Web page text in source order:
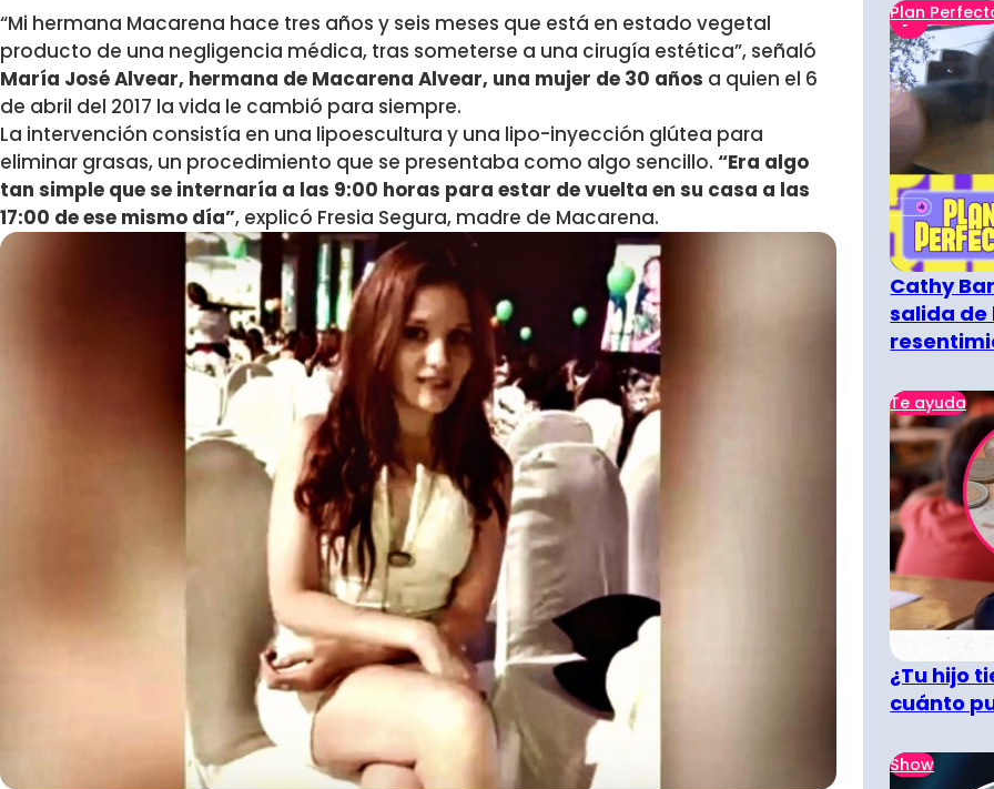
“Mi hermana Macarena hace tres años y seis meses que está en estado vegetal
producto de una negligencia médica, tras someterse a una cirugía estética”, señaló
María José Alvear, hermana de Macarena Alvear, una mujer de 30 años a quien el 6
de abril del 2017 la vida le cambió para siempre.
La intervención consistía en una lipoescultura y una lipo-inyección glútea para
eliminar grasas, un procedimiento que se presentaba como algo sencillo. “Era algo
tan simple que se internaría a las 9:00 horas para estar de vuelta en su casa a las
17:00 de ese mismo día”, explicó Fresia Segura, madre de Macarena.
Plan
Cathy
salida de
Te ayuda
¿Tu hijo
cuánto
Show